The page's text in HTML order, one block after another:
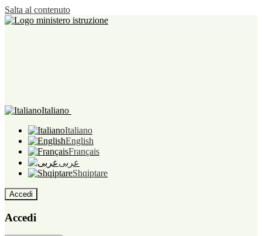
Salta al contenuto
Italiano
Italiano
English
Français
عربى
Shqiptare
Accedi
Accedi